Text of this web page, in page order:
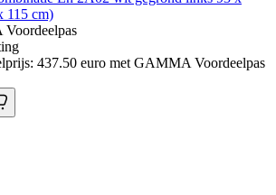
115 cm)
437.50 euro met GAMMA Voordeelpas